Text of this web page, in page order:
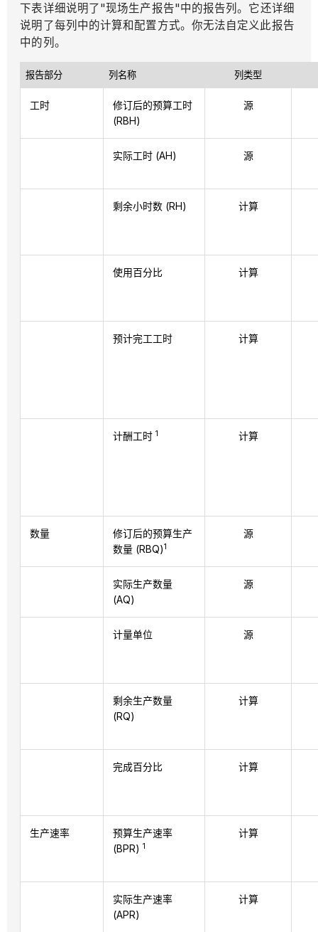
下表详细说明了"现场生产报告"中的报告列。它还详细
说明了每列中的计算和配置方式。你无法自定义此报告
中的列。
报告部分 列名称 列类型
工时
修订后的预算工时
(RBH)
源
实际工时 (AH) 源
剩余小时数 (RH) 计算
使用百分比 计算
预计完工工时 计算
计酬工时1 计算
数量
修订后的预算生产
数量 (RBQ)1
源
实际生产数量
(AQ)
源
计量单位 源
剩余生产数量
(RQ)
计算
完成百分比 计算
生产速率
预算生产速率
(BPR)1
计算
实际生产速率
(APR)
计算